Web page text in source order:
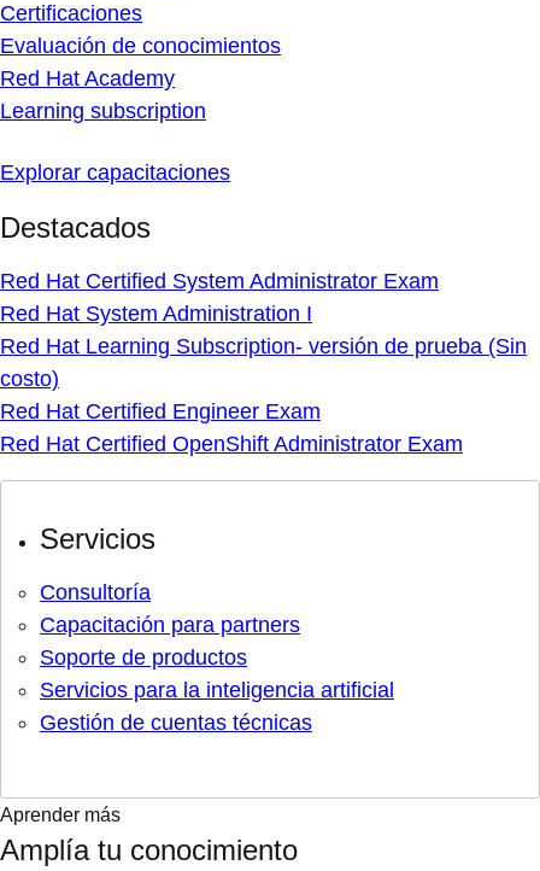
Certificaciones
Evaluación de conocimientos
Red Hat Academy
Learning subscription
Explorar capacitaciones
Destacados
Red Hat Certified System Administrator Exam
Red Hat System Administration I
Red Hat Learning Subscription- versión de prueba (Sin
costo)
Red Hat Certified Engineer Exam
Red Hat Certified OpenShift Administrator Exam
Servicios
Consultoría
Capacitación para partners
Soporte de productos
Servicios para la inteligencia artificial
Gestión de cuentas técnicas
Aprender más
Amplía tu conocimiento